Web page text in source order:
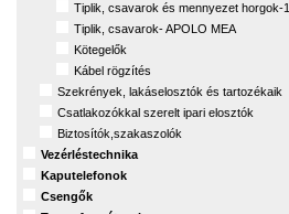
Tiplik, csavarok és mennyezet horgok-1
Tiplik, csavarok- APOLO MEA
Kötegelők
Kábel rögzítés
Szekrények, lakáselosztók és tartozékaik
Csatlakozókkal szerelt ipari elosztók
Biztosítók,szakaszolók
Vezérléstechnika
Kaputelefonok
Csengők